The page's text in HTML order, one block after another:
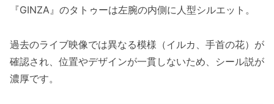
『GINZA』のタトゥーは左腕の内側に人型シルエット。
過去のライブ映像では異なる模様（イルカ、手首の花）が
確認され、位置やデザインが一貫しないため、シール説が
濃厚です。